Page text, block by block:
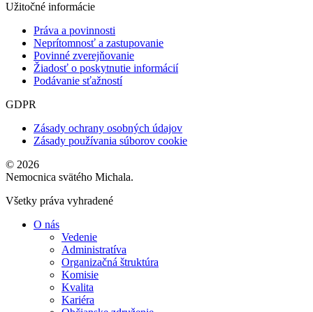
Užitočné informácie
Práva a povinnosti
Neprítomnosť a zastupovanie
Povinné zverejňovanie
Žiadosť o poskytnutie informácií
Podávanie sťažností
GDPR
Zásady ochrany osobných údajov
Zásady používania súborov cookie
© 2026
Nemocnica svätého Michala.
Všetky práva vyhradené
O nás
Vedenie
Administratíva
Organizačná štruktúra
Komisie
Kvalita
Kariéra